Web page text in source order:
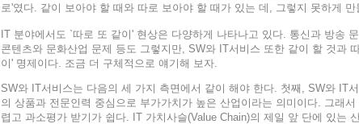
로'였다. 같이 보아야 할 때와 따로 보아야 할 때가 있는 데, 그렇지 못하게
IT 분야에서도 `따로 또 같이' 현상은 다양하게 나타나고 있다. 통신과 방송
콘텐츠와 문화산업 문제 등도 그렇지만, SW와 IT서비스 또한 같이 할 것과
이' 명제이다. 조금 더 구체적으로 얘기해 보자.
SW와 IT서비스는 다음의 세 가지 측면에서 같이 해야 한다. 첫째, SW와 IT
의 상품과 전문인력 중심으로 부가가치가 높은 산업이라는 의미이다. 그래
렵고 과소평가 받기가 쉽다. IT 가치사슬(Value Chain)의 제일 앞 단에 있는